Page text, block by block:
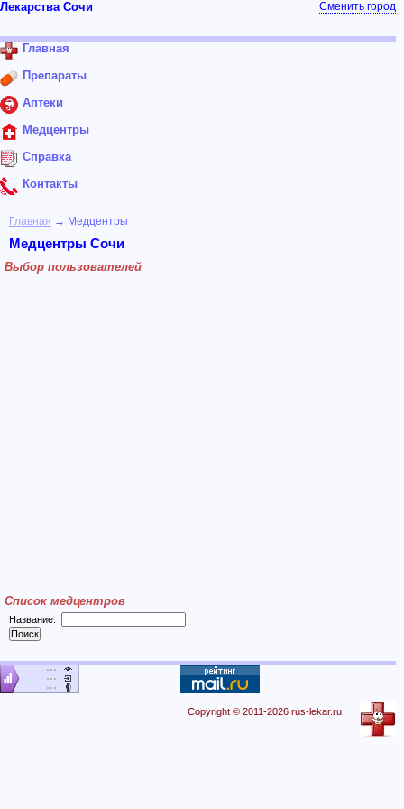
Лекарства Сочи Сменить город
Главная
Препараты
Аптеки
Медцентры
Справка
Контакты
Главная → Медцентры
Медцентры Сочи
Выбор пользователей
Список медцентров
Название:
Copyright © 2011-2026 rus-lekar.ru